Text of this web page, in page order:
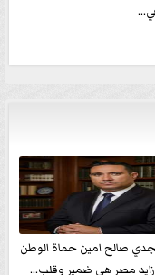
صالح امين حماة الوطن
زايد مصر هي ضمير وقلب...